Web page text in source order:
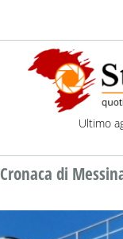
Ultimo
Cronaca di